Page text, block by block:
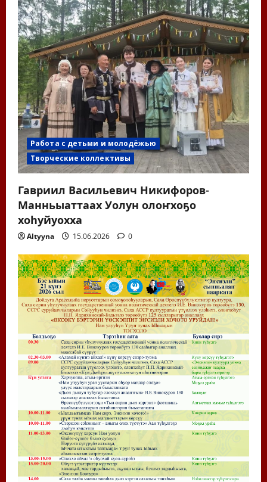
Работа с детьми и молодёжью
Творческие коллективы
Гавриил Васильевич Никифоров-
Манньыаттаах Уолун олоҥхоҕо
хоһуйуохха
Altyyna 15.06.2026 0